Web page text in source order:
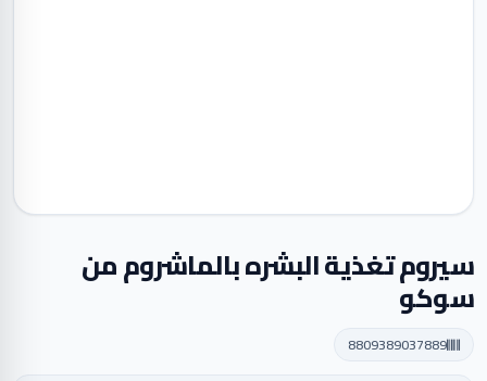
سيروم تغذية البشره بالماشروم من
سوكو
8809389037889